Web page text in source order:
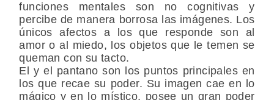
funciones mentales son no cognitivas y
percibe de manera borrosa las imágenes. Los
únicos afectos a los que responde son al
amor o al miedo, los objetos que le temen se
queman con su tacto.
El y el pantano son los puntos principales en
los que recae su poder. Su imagen cae en lo
mágico y en lo místico, posee un gran poder